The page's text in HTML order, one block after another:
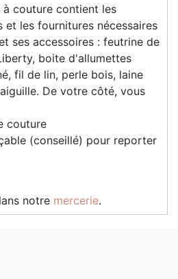
couture contient les
et les fournitures nécessaires
ses accessoires : feutrine de
boite d'allumettes
fil de lin, perle bois, laine
De votre côté, vous
couture
(conseillé) pour reporter
notre mercerie.